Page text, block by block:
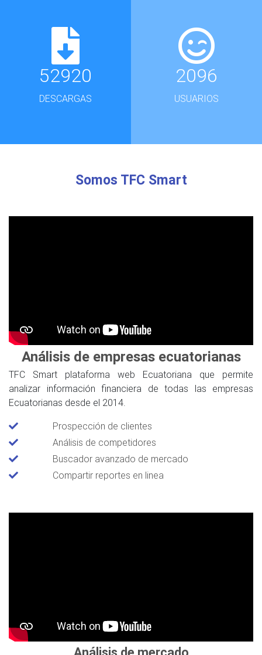
52920
DESCARGAS
2096
USUARIOS
Somos TFC Smart
Análisis de empresas ecuatorianas
TFC Smart plataforma web Ecuatoriana que permite
analizar información financiera de todas las empresas
Ecuatorianas desde el 2014.
Prospección de clientes
Análisis de competidores
Buscador avanzado de mercado
Compartir reportes en linea